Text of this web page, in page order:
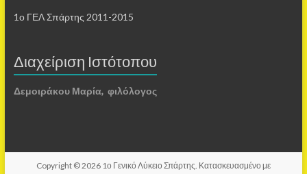
1ο ΓΕΛ Σπάρτης 2011-2015
Διαχείριση Ιστότοπου
Δεμοιράκου Μαρία, φιλόλογος
Copyright © 2026 1ο Γενικό Λύκειο Σπάρτης. Κατασκευασμένο με